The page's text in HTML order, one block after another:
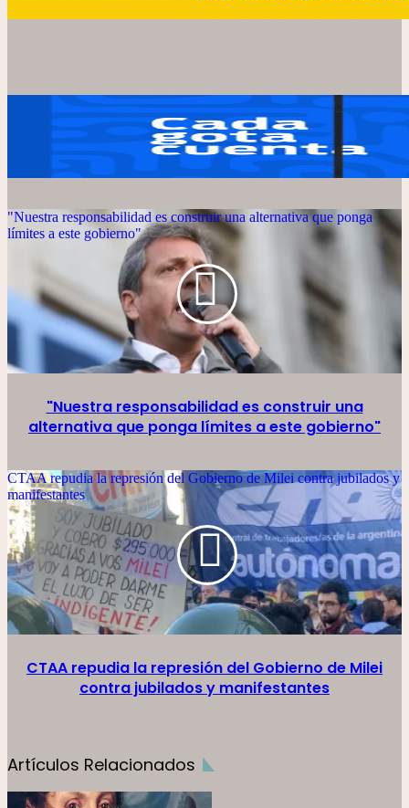
"Nuestra responsabilidad es construir una alternativa que ponga
límites a este gobierno"
"Nuestra responsabilidad es construir una
alternativa que ponga límites a este gobierno"
CTAA repudia la represión del Gobierno de Milei contra jubilados y
manifestantes
CTAA repudia la represión del Gobierno de Milei
contra jubilados y manifestantes
Artículos Relacionados